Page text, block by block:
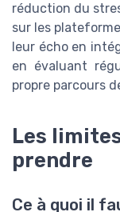
réduction du
sur les
leur écho en
en évaluant
propre parcours
Les
prendre
Ce à quoi il